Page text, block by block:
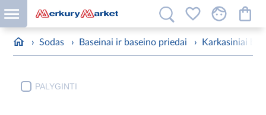
› Sodas › Baseinai ir baseino priedai › Karkasiniai
PALYGINTI